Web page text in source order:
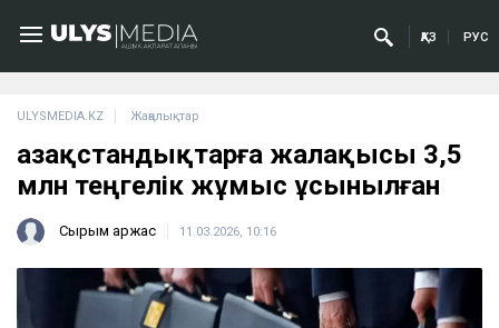
ҚАЗ РУС
ULYSMEDIA.KZ Жаңалықтар
Қазақстандықтарға жалақысы 3,5
млн теңгелік жұмыс ұсынылған
Сырым Қаржас 11.03.2026, 10:16